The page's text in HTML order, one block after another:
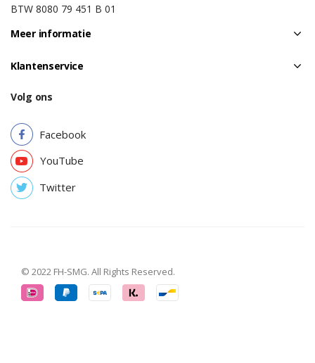
BTW 8080 79 451 B 01
Meer informatie
Klantenservice
Volg ons
Facebook
YouTube
Twitter
© 2022 FH-SMG. All Rights Reserved.